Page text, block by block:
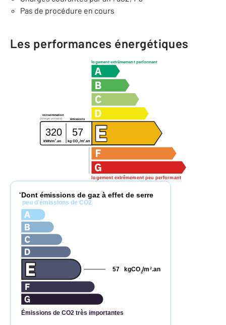
Pas de procédure en cours
Les performances énergétiques
logement extrêmement performant
logement extrêmement peu performant
consommation
émissions
(énergie primaire)
320 57
kWh/m2.an kg CO2/m2 .an
* Dont émissions de gaz à effet de serre
peu d'émissions de CO2
Émissions de CO2 très importantes
kgCO2/m 2.an
57